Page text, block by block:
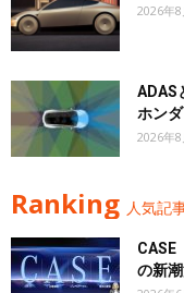
2026年
ADAS
ホン
2026年
Ranking 人気記
CASE
の新